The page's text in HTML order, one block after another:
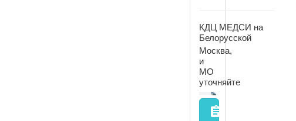
КДЦ МЕДСИ на
Белорусской
Москва,
и
МО
уточняйте
assignment